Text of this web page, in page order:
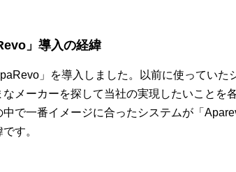
」導入の経緯
」を導入しました。以前に使っていた
なメーカーを探して当社の実現したいことを
中で一番イメージに合ったシステムが「
す。